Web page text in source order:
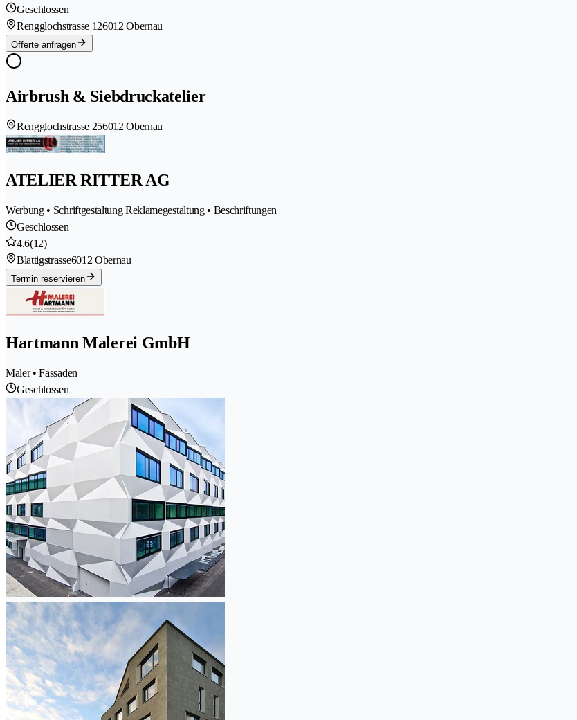
Geschlossen
Rengglochstrasse 126012 Obernau
Offerte anfragen
Airbrush & Siebdruckatelier
Rengglochstrasse 256012 Obernau
ATELIER RITTER AG
Werbung • Schriftgestaltung Reklamegestaltung • Beschriftungen
Geschlossen
4.6(12)
Blattigstrasse6012 Obernau
Termin reservieren
Hartmann Malerei GmbH
Maler • Fassaden
Geschlossen